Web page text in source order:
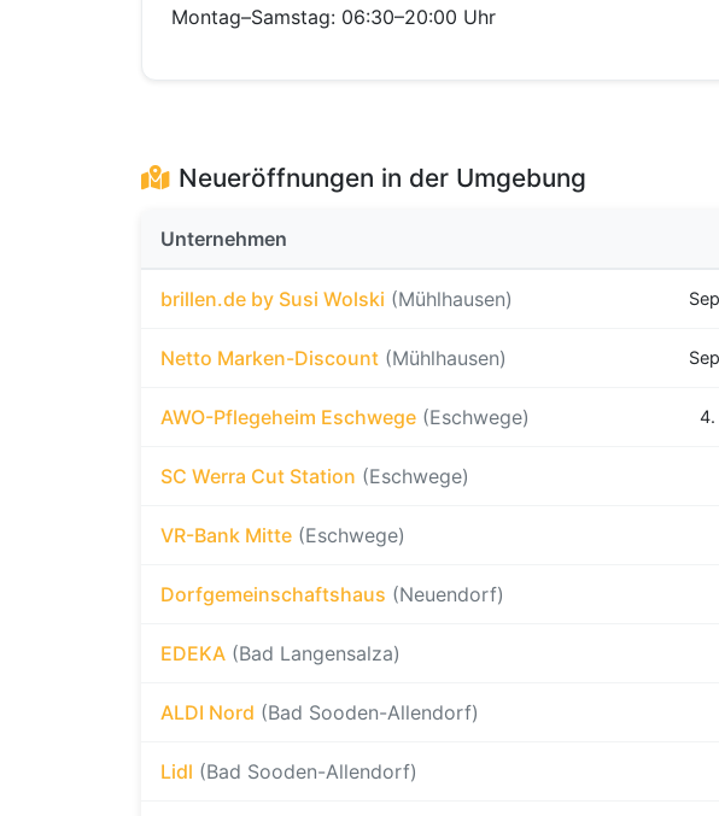
Montag–Samstag: 06:30–20:00 Uhr
Neueröffnungen in der Umgebung
Unternehmen
brillen.de by Susi Wolski (Mühlhausen)
Netto Marken-Discount (Mühlhausen)
AWO-Pflegeheim Eschwege (Eschwege) 4.
SC Werra Cut Station (Eschwege)
VR-Bank Mitte (Eschwege)
Dorfgemeinschaftshaus (Neuendorf)
EDEKA (Bad Langensalza)
ALDI Nord (Bad Sooden-Allendorf)
Lidl (Bad Sooden-Allendorf)